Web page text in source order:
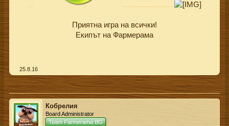
... .........................
Приятна игра на всички!
Екипът на Фармерама​
25.8.16
Кобрелия
Board Administrator
Team Farmerama BG